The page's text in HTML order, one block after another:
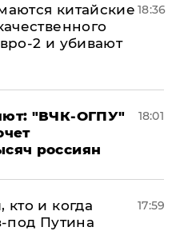
китайские
2 и убивают
18:36
"ВЧК-ОГПУ"
россиян
18:01
кто и когда
под Путина
17:59